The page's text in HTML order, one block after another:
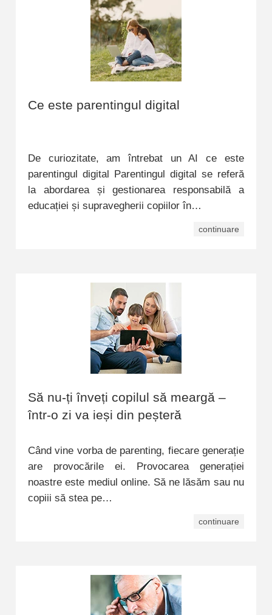
Ce este parentingul digital
De curiozitate, am întrebat un AI ce este
parentingul digital Parentingul digital se referă
la abordarea și gestionarea responsabilă a
educației și supravegherii copiilor în…
continuare
Să nu-ți înveți copilul să meargă –
într-o zi va ieși din peșteră
Când vine vorba de parenting, fiecare generație
are provocările ei. Provocarea generației
noastre este mediul online. Să ne lăsăm sau nu
copiii să stea pe…
continuare